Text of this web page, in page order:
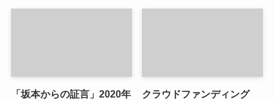
「坂本からの証言」2020年
クラウドファンディング